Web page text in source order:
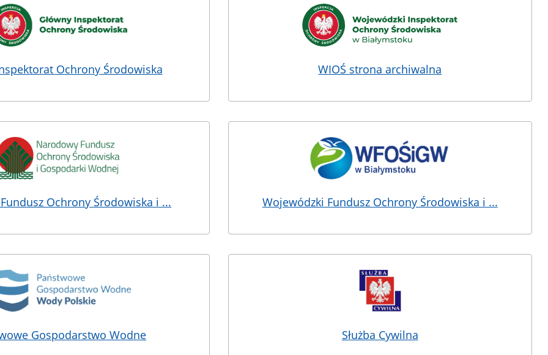
Ochrony Środowiska WIOŚ strona archiwalna
Ochrony Środowiska i ... Wojewódzki Fundusz Ochrony Środowiska i ...
Gospodarstwo Wodne Służba Cywilna